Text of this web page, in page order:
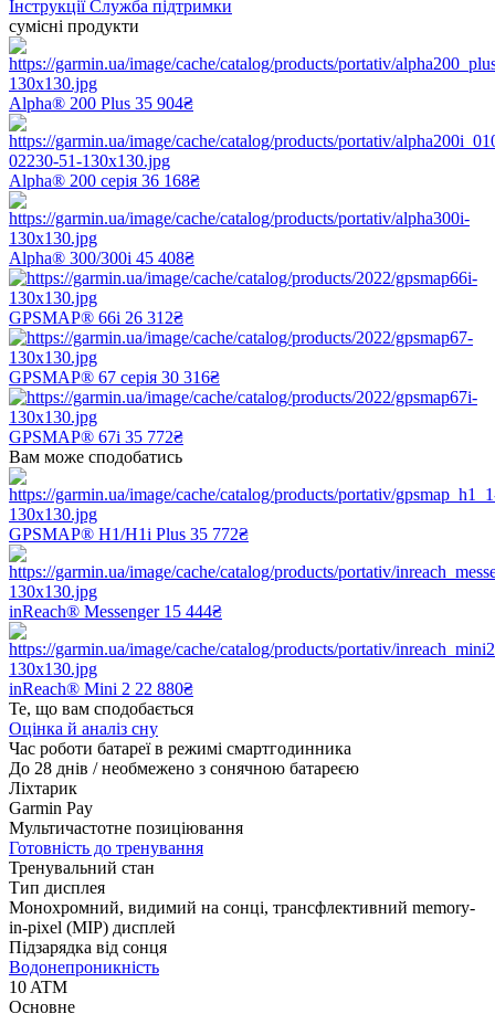
Інструкції Служба підтримки
сумісні продукти
Alpha® 200 Plus 35 904₴
Alpha® 200 серія 36 168₴
Alpha® 300/300i 45 408₴
GPSMAP® 66i 26 312₴
GPSMAP® 67 серія 30 316₴
GPSMAP® 67i 35 772₴
Вам може сподобатись
GPSMAP® H1/H1i Plus 35 772₴
inReach® Messenger 15 444₴
inReach® Mini 2 22 880₴
Те, що вам сподобається
Оцінка й аналіз сну
Час роботи батареї в режимі смартгодинника
До 28 днів / необмежено з сонячною батареєю
Ліхтарик
Garmin Pay
Мультичастотне позиціювання
Готовність до тренування
Тренувальний стан
Тип дисплея
Монохромний, видимий на сонці, трансфлективний memory-
in-pixel (MIP) дисплей
Підзарядка від сонця
Водонепроникність
10 ATM
Основне